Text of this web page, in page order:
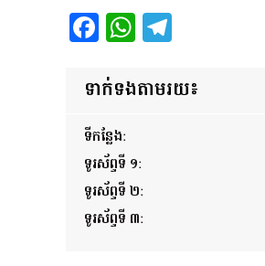
Facebook
WhatsApp
ទាក់ទងតាមរយ៖
ទីកន្លែង:
ទូរស័ព្ទទី ១:
ទូរស័ព្ទទី ២:
ទូរស័ព្ទទី ៣: